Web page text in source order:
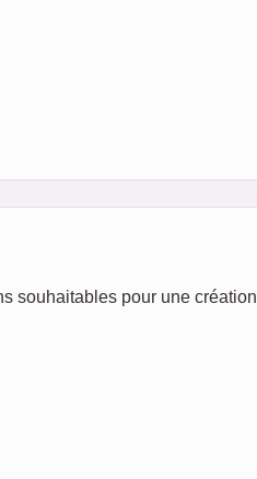
souhaitables pour une création